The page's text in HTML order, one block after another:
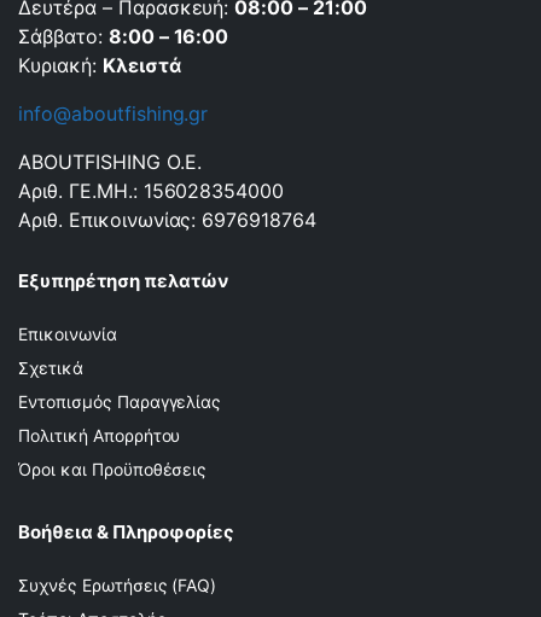
Δευτέρα – Παρασκευή:08:00 – 21:00
Σάββατο: 8:00 – 16:00
Κυριακή: Κλειστά
info@aboutfishing.gr
ABOUTFISHING Ο.Ε.
Αριθ. ΓΕ.ΜΗ.: 156028354000
Αριθ. Επικοινωνίας: 6976918764
Εξυπηρέτηση πελατών
Επικοινωνία
Σχετικά
Εντοπισμός Παραγγελίας
Πολιτική Απορρήτου
Όροι και Προϋποθέσεις
Βοήθεια & Πληροφορίες
Συχνές Ερωτήσεις (FAQ)